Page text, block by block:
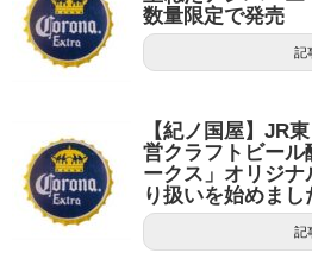
数量限定で発売
記
【紀ノ国屋】JR
営クラフトビール
ークス」オリジ
り扱いを始めまし
記